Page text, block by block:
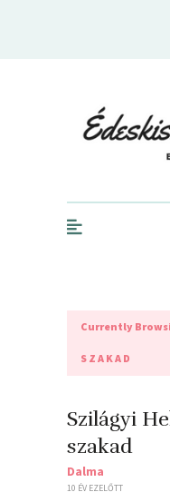
Currently
SZAKAD
Szilágyi
szakad
Dalma
10 ÉV EZELŐTT